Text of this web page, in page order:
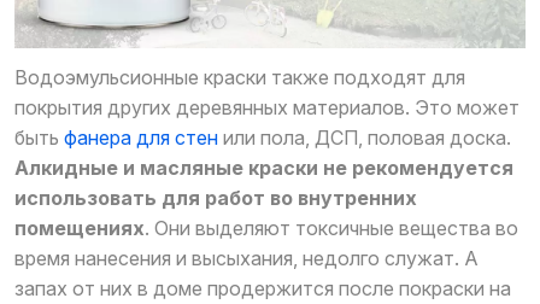
Водоэмульсионные краски также подходят для
покрытия других деревянных материалов. Это может
быть фанера для стен или пола, ДСП, половая доска.
Алкидные и масляные краски не рекомендуется
использовать для работ во внутренних
помещениях. Они выделяют токсичные вещества во
время нанесения и высыхания, недолго служат. А
запах от них в доме продержится после покраски на